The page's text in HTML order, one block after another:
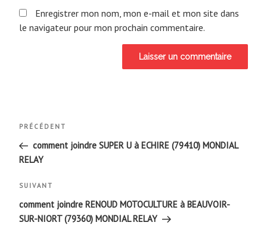
Enregistrer mon nom, mon e-mail et mon site dans
le navigateur pour mon prochain commentaire.
Navigation
de
l’article
Article
précédent
PRÉCÉDENT
comment joindre SUPER U à ECHIRE (79410) MONDIAL
RELAY
Article
suivant
SUIVANT
comment joindre RENOUD MOTOCULTURE à BEAUVOIR-
SUR-NIORT (79360) MONDIAL RELAY